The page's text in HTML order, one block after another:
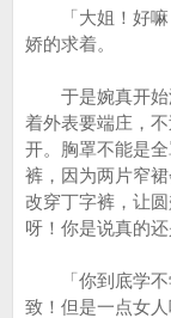
「大姐！好嘛
娇的求着。
于是婉真开始
着外表要端庄，
开。胸罩不能是
裤，因为两片窄
改穿丁字裤，让
呀！你是说真的
「你到底学不
致！但是一点女